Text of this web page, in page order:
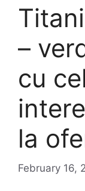
–
cu
la
February 16,